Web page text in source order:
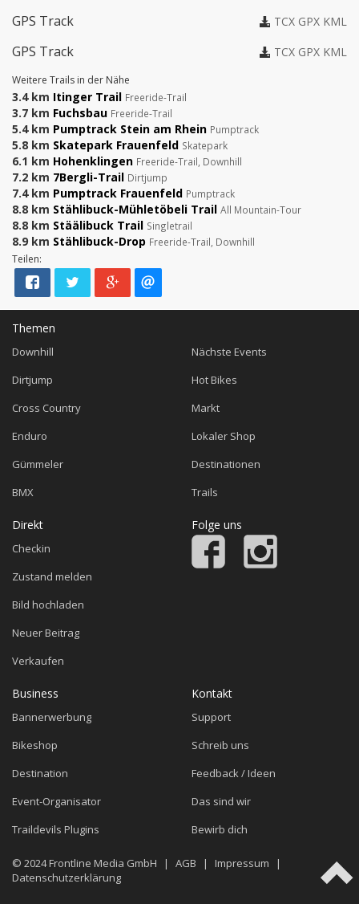
GPS Track TCX GPX KML
GPS Track TCX GPX KML
Weitere Trails in der Nähe
3.4 km Itinger Trail Freeride-Trail
3.7 km Fuchsbau Freeride-Trail
5.4 km Pumptrack Stein am Rhein Pumptrack
5.8 km Skatepark Frauenfeld Skatepark
6.1 km Hohenklingen Freeride-Trail, Downhill
7.2 km 7Bergli-Trail Dirtjump
7.4 km Pumptrack Frauenfeld Pumptrack
8.8 km Stählibuck-Mühletöbeli Trail All Mountain-Tour
8.8 km Stäälibuck Trail Singletrail
8.9 km Stählibuck-Drop Freeride-Trail, Downhill
Teilen:
Themen
Downhill
Dirtjump
Cross Country
Enduro
Gümmeler
BMX
Nächste Events
Hot Bikes
Markt
Lokaler Shop
Destinationen
Trails
Direkt
Checkin
Zustand melden
Bild hochladen
Neuer Beitrag
Verkaufen
Folge uns
Business
Bannerwerbung
Bikeshop
Destination
Event-Organisator
Traildevils Plugins
Kontakt
Support
Schreib uns
Feedback / Ideen
Das sind wir
Bewirb dich
© 2024Frontline Media GmbH | AGB | Impressum
|
Datenschutzerklärung